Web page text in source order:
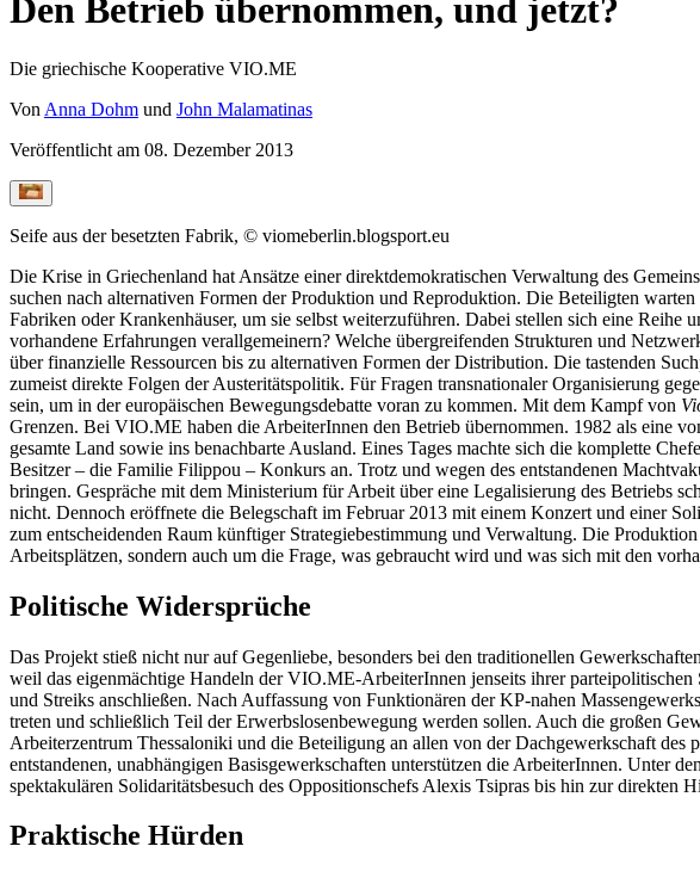
Den Betrieb übernommen, und jetzt?
Die griechische Kooperative VIO.ME
Von Anna Dohm und John Malamatinas
Veröffentlicht am 08. Dezember 2013
Seife aus der besetzten Fabrik, © viomeberlin.blogsport.eu
Die Krise in Griechenland hat Ansätze einer direktdemokratischen Verwaltung des
suchen nach alternativen Formen der Produktion und Reproduktion. Die Beteiligten
Fabriken oder Krankenhäuser, um sie selbst weiterzuführen. Dabei stellen sich eine Reihe
vorhandene Erfahrungen verallgemeinern? Welche übergreifenden Strukturen und
über finanzielle Ressourcen bis zu alternativen Formen der Distribution. Die tastenden
zumeist direkte Folgen der Austeritätspolitik. Für Fragen transnationaler Organisierung
sein, um in der europäischen Bewegungsdebatte voran zu kommen. Mit dem Kampf von
Grenzen. Bei VIO.ME haben die ArbeiterInnen den Betrieb übernommen. 1982 als eine
gesamte Land sowie ins benachbarte Ausland. Eines Tages machte sich die komplette
Besitzer – die Familie Filippou – Konkurs an. Trotz und wegen des entstandenen
bringen. Gespräche mit dem Ministerium für Arbeit über eine Legalisierung des Betriebs
nicht. Dennoch eröffnete die Belegschaft im Februar 2013 mit einem Konzert und einer
zum entscheidenden Raum künftiger Strategiebestimmung und Verwaltung. Die
Arbeitsplätzen, sondern auch um die Frage, was gebraucht wird und was sich mit den
Politische Widersprüche
Das Projekt stieß nicht nur auf Gegenliebe, besonders bei den traditionellen
weil das eigenmächtige Handeln der VIO.ME-ArbeiterInnen jenseits ihrer
und Streiks anschließen. Nach Auffassung von Funktionären der KP-nahen
treten und schließlich Teil der Erwerbslosenbewegung werden sollen. Auch die großen
Arbeiterzentrum Thessaloniki und die Beteiligung an allen von der Dachgewerkschaft
entstandenen, unabhängigen Basisgewerkschaften unterstützen die ArbeiterInnen. Unter
spektakulären Solidaritätsbesuch des Oppositionschefs Alexis Tsipras bis hin zur
Praktische Hürden